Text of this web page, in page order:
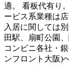
適。 看板代有り
ービス系業種は
入居に関しては
田駅、扇町公園
コンビニ各社・
ンフロント大阪)